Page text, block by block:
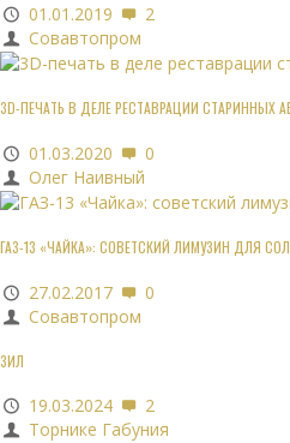
01.01.2019
2
Совавтопром
3D-ПЕЧАТЬ В ДЕЛЕ РЕСТАВРАЦИИ СТАРИННЫХ
01.03.2020
0
Олег Наивный
ГАЗ-13 «ЧАЙКА»: СОВЕТСКИЙ ЛИМУЗИН ДЛЯ
27.02.2017
0
Совавтопром
ЗИЛ
19.03.2024
2
Торнике Габуния